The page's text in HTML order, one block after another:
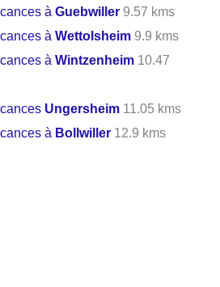
àGuebwiller 9.57 kms
àWettolsheim 9.9 kms
àWintzenheim 10.47
Ungersheim 11.05 kms
à Bollwiller 12.9 kms